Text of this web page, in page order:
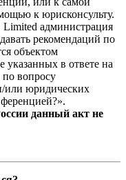
к юрисконсульту.
администрация
рекомендаций по
объектом
в ответе на
по вопросу
или юридических
данный акт не